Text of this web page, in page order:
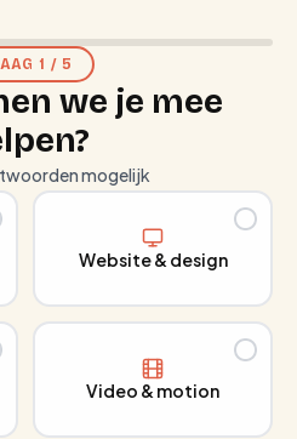
1 / 5
we je mee
mogelijk
Website & design
Video & motion